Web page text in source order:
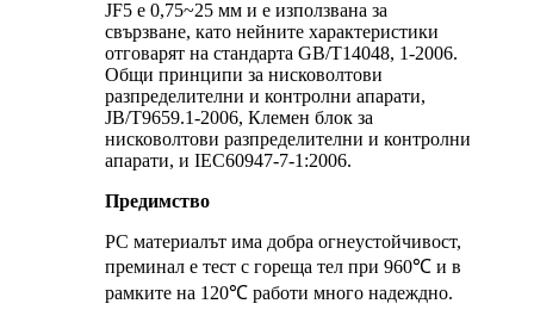
JF5 е 0,75~25 мм и е използвана за
свързване, като нейните характеристики
отговарят на стандарта GB/T14048, 1-2006.
Общи принципи за нисковолтови
разпределителни и контролни апарати,
JB/T9659.1-2006, Клемен блок за
нисковолтови разпределителни и контролни
апарати, и IEC60947-7-1:2006.
Предимство
PC материалът има добра огнеустойчивост,
преминал е тест с гореща тел при 960℃ и в
рамките на 120℃ работи много надеждно.